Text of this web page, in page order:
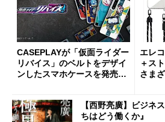
CASEPLAYが「仮面ライダー
リバイス」のベルトをデザイ
ンしたスマホケースを発売
エレ
＋ス
さま
【西野亮廣】ビジネ
ちはどう働くか』